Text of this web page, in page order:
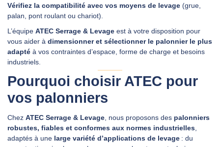
Vérifiez la compatibilité avec vos moyens de levage (grue,
palan, pont roulant ou chariot).
L’équipe ATEC Serrage & Levage est à votre disposition pour
vous aider à dimensionner et sélectionner le palonnier le plus
adapté à vos contraintes d’espace, forme de charge et besoins
industriels.
Pourquoi choisir ATEC pour
vos palonniers
Chez ATEC Serrage & Levage , nous proposons des palonniers
robustes, fiables et conformes aux normes industrielles
adaptés à une large variété d’applications de levage : du